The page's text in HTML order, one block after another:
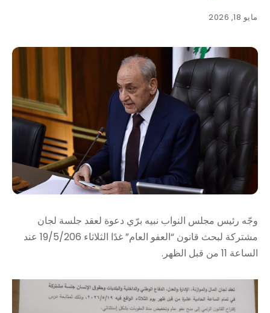
مايو 18, 2026
وجّه رئيس مجلس النواب نبيه برّي دعوة لعقد جلسة لجان
مشتركة لبحث قانون “العفو العام” غدًا الثلاثاء 19/5/206 عند
الساعة 11 من قبل الظهر.